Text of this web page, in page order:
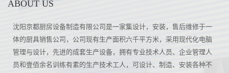
ABOUT US
沈阳京都厨房设备制造有限公司是一家集设计，安装，售后维修于一
体的厨具销售公司，公司现有生产面积六千平方米，采用现代化电脑
管理与设计，先进的成套生产设备，拥有专业技术人员、企业管理人
员和壹佰余名训练有素的生产技术工人，可设计、制造、安装各种不